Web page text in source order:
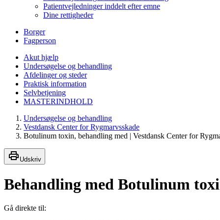
Patientvejledninger inddelt efter emne
Dine rettigheder
Borger
Fagperson
Akut hjælp
Undersøgelse og behandling
Afdelinger og steder
Praktisk information
Selvbetjening
MASTERINDHOLD
Undersøgelse og behandling
Vestdansk Center for Rygmarvsskade
Botulinum toxin, behandling med | Vestdansk Center for
Udskriv
Behandling med Botulinum
Gå direkte til: